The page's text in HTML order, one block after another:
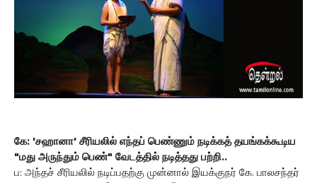
கே: 'சஹானா' சீரியலில் எந்தப் பெண்ணும் நடிக்கத் தயங்கக்கூடிய
"மது அருந்தும் பெண்" வேடத்தில் நடித்தது பற்றி..
ப: அந்தச் சீரியலில் நடிப்பதற்கு முன்னால் இயக்குநர் கே. பாலசந்தர்